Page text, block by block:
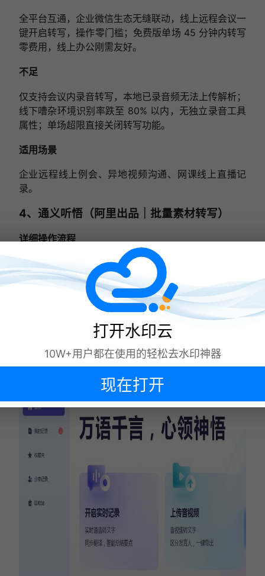
全平台互通，企业微信生态无缝联动，线上远程会议一
键开启转写，操作零门槛；免费版单场 45 分钟内转写
零费用，线上办公刚需友好。
不足
仅支持会议内录音转写，本地已录音频无法上传解析；
线下嘈杂环境识别率跌至 80% 以内，无独立录音工具
属性；单场超限直接关闭转写功能。
适用场景
企业远程线上例会、异地视频沟通、网课线上直播记
录。
4、通义听悟（阿里出品｜批量素材转写）
详细操作流程
注册登录后每日自动刷新 10 小时免费时长，选
择实时录音 / 本地音频 / 播客链接三种导入方
批量勾选最多 50 个音频文件提交转写，系统自
动 AI 提炼全文重点；
文稿修改完毕，导出文档或同步至阿里云盘留
存。
打开水印云
10W+用户都在使用的轻松去水印神器
现在打开
下次再说